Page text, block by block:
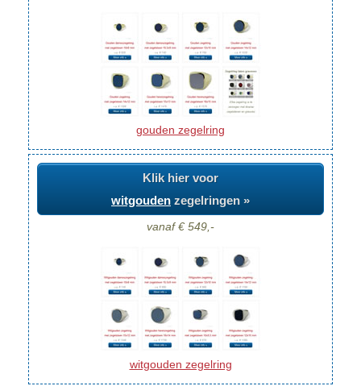
gouden zegelring
Klik hier voor
witgouden zegelringen »
vanaf € 549,-
witgouden zegelring